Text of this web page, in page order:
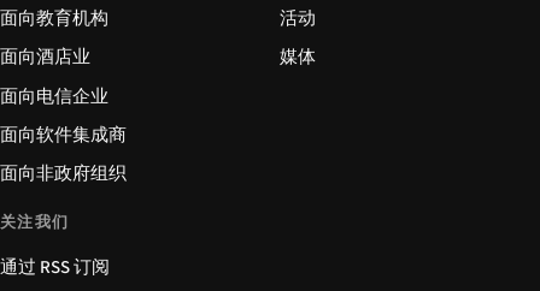
面向教育机构
面向酒店业
面向电信企业
面向软件集成商
面向非政府组织
活动
媒体
关注我们
通过 RSS 订阅